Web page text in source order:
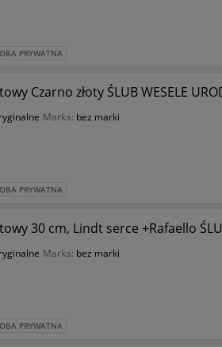
PRYWATNA
Czarno złoty ŚLUB WESELE
Marka: bez marki
PRYWATNA
30 cm, Lindt serce +Rafaello
Marka: bez marki
PRYWATNA